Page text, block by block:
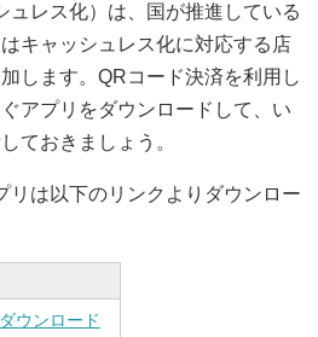
ュレス化）は、国が推進している
キャッシュレス化に対応する店
します。QRコード決済を利用し
アプリをダウンロードして、い
ておきましょう。
リは以下のリンクよりダウンロー
ウンロード